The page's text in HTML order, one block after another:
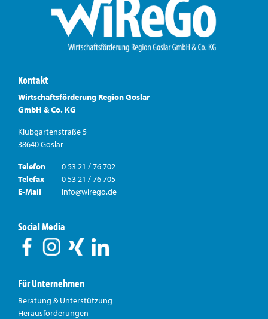
Kontakt
Wirtschaftsförderung Region Goslar
GmbH & Co. KG
Klubgartenstraße 5
38640 Goslar
Telefon
0 53 21 / 76 702
Telefax
0 53 21 / 76 705
E-Mail
info@wirego.de
Social Media
Für Unternehmen
Beratung & Unterstützung
Herausforderungen